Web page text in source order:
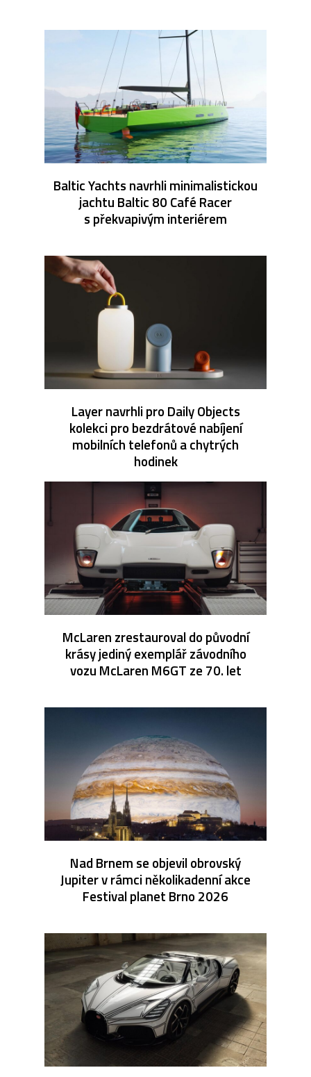
Baltic Yachts navrhli minimalistickou
jachtu Baltic 80 Café Racer
s překvapivým interiérem
Layer navrhli pro Daily Objects
kolekci pro bezdrátové nabíjení
mobilních telefonů a chytrých
hodinek
McLaren zrestauroval do původní
krásy jediný exemplář závodního
vozu McLaren M6GT ze 70. let
Nad Brnem se objevil obrovský
Jupiter v rámci několikadenní akce
Festival planet Brno 2026